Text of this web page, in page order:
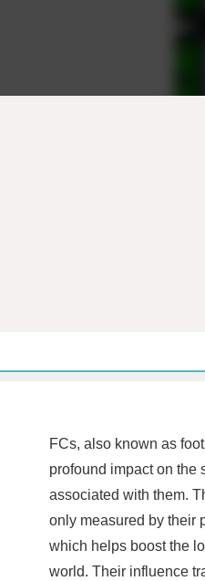
FCs, also known as
profound impact on the
associated with them.
only measured by their
which helps boost the
world. Their influence